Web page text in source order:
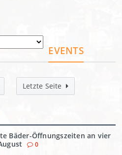
EVENTS
Letzte Seite
Bäder-Öffnungszeiten an vier
0